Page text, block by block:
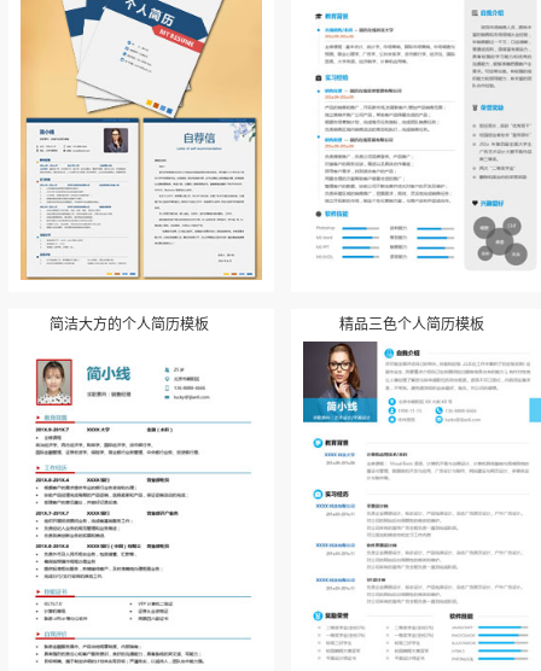
简洁大方的个人简历模板 精品三色个人简历模板